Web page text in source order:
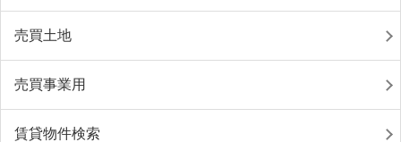
売買土地
売買事業用
賃貸物件検索